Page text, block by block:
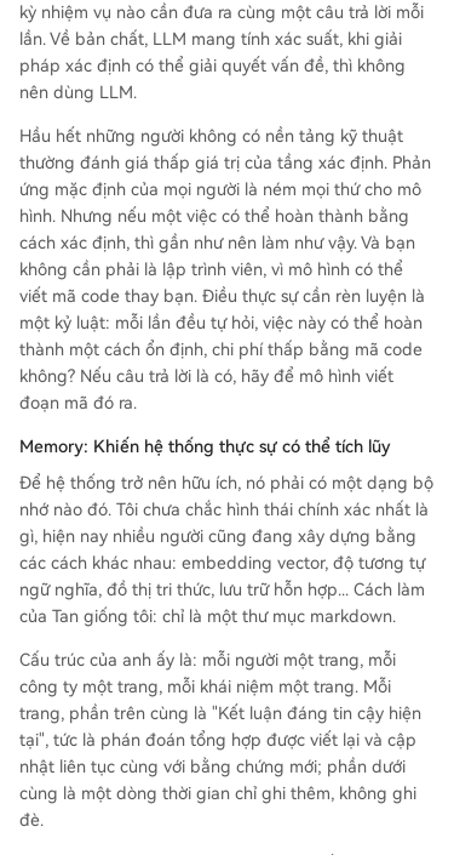
kỳ nhiệm vụ nào cần đưa ra cùng một câu trả lời mỗi
lần. Về bản chất, LLM mang tính xác suất, khi giải
pháp xác định có thể giải quyết vấn đề, thì không
nên dùng LLM.
Hầu hết những người không có nền tảng kỹ thuật
thường đánh giá thấp giá trị của tầng xác định. Phản
ứng mặc định của mọi người là ném mọi thứ cho mô
hình. Nhưng nếu một việc có thể hoàn thành bằng
cách xác định, thì gần như nên làm như vậy. Và bạn
không cần phải là lập trình viên, vì mô hình có thể
viết mã code thay bạn. Điều thực sự cần rèn luyện là
một kỷ luật: mỗi lần đều tự hỏi, việc này có thể hoàn
thành một cách ổn định, chi phí thấp bằng mã code
không? Nếu câu trả lời là có, hãy để mô hình viết
đoạn mã đó ra.
Memory: Khiến hệ thống thực sự có thể tích lũy
Để hệ thống trở nên hữu ích, nó phải có một dạng bộ
nhớ nào đó. Tôi chưa chắc hình thái chính xác nhất là
gì, hiện nay nhiều người cũng đang xây dựng bằng
các cách khác nhau: embedding vector, độ tương tự
ngữ nghĩa, đồ thị tri thức, lưu trữ hỗn hợp... Cách làm
của Tan giống tôi: chỉ là một thư mục markdown.
Cấu trúc của anh ấy là: mỗi người một trang, mỗi
công ty một trang, mỗi khái niệm một trang. Mỗi
trang, phần trên cùng là "Kết luận đáng tin cậy hiện
tại", tức là phán đoán tổng hợp được viết lại và cập
nhật liên tục cùng với bằng chứng mới; phần dưới
cùng là một dòng thời gian chỉ ghi thêm, không ghi
đè.